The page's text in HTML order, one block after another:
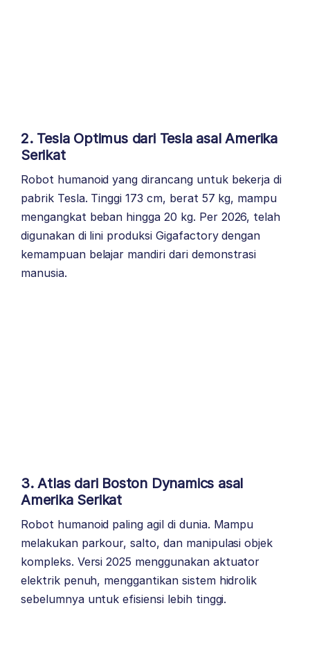
2. Tesla Optimus dari Tesla asal Amerika
Serikat
Robot humanoid yang dirancang untuk bekerja di
pabrik Tesla. Tinggi 173 cm, berat 57 kg, mampu
mengangkat beban hingga 20 kg. Per 2026, telah
digunakan di lini produksi Gigafactory dengan
kemampuan belajar mandiri dari demonstrasi
manusia.
3. Atlas dari Boston Dynamics asal
Amerika Serikat
Robot humanoid paling agil di dunia. Mampu
melakukan parkour, salto, dan manipulasi objek
kompleks. Versi 2025 menggunakan aktuator
elektrik penuh, menggantikan sistem hidrolik
sebelumnya untuk efisiensi lebih tinggi.